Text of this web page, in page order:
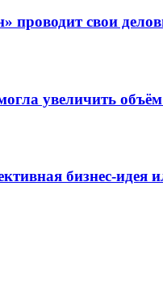
проводит свои
увеличить объём
бизнес-идея